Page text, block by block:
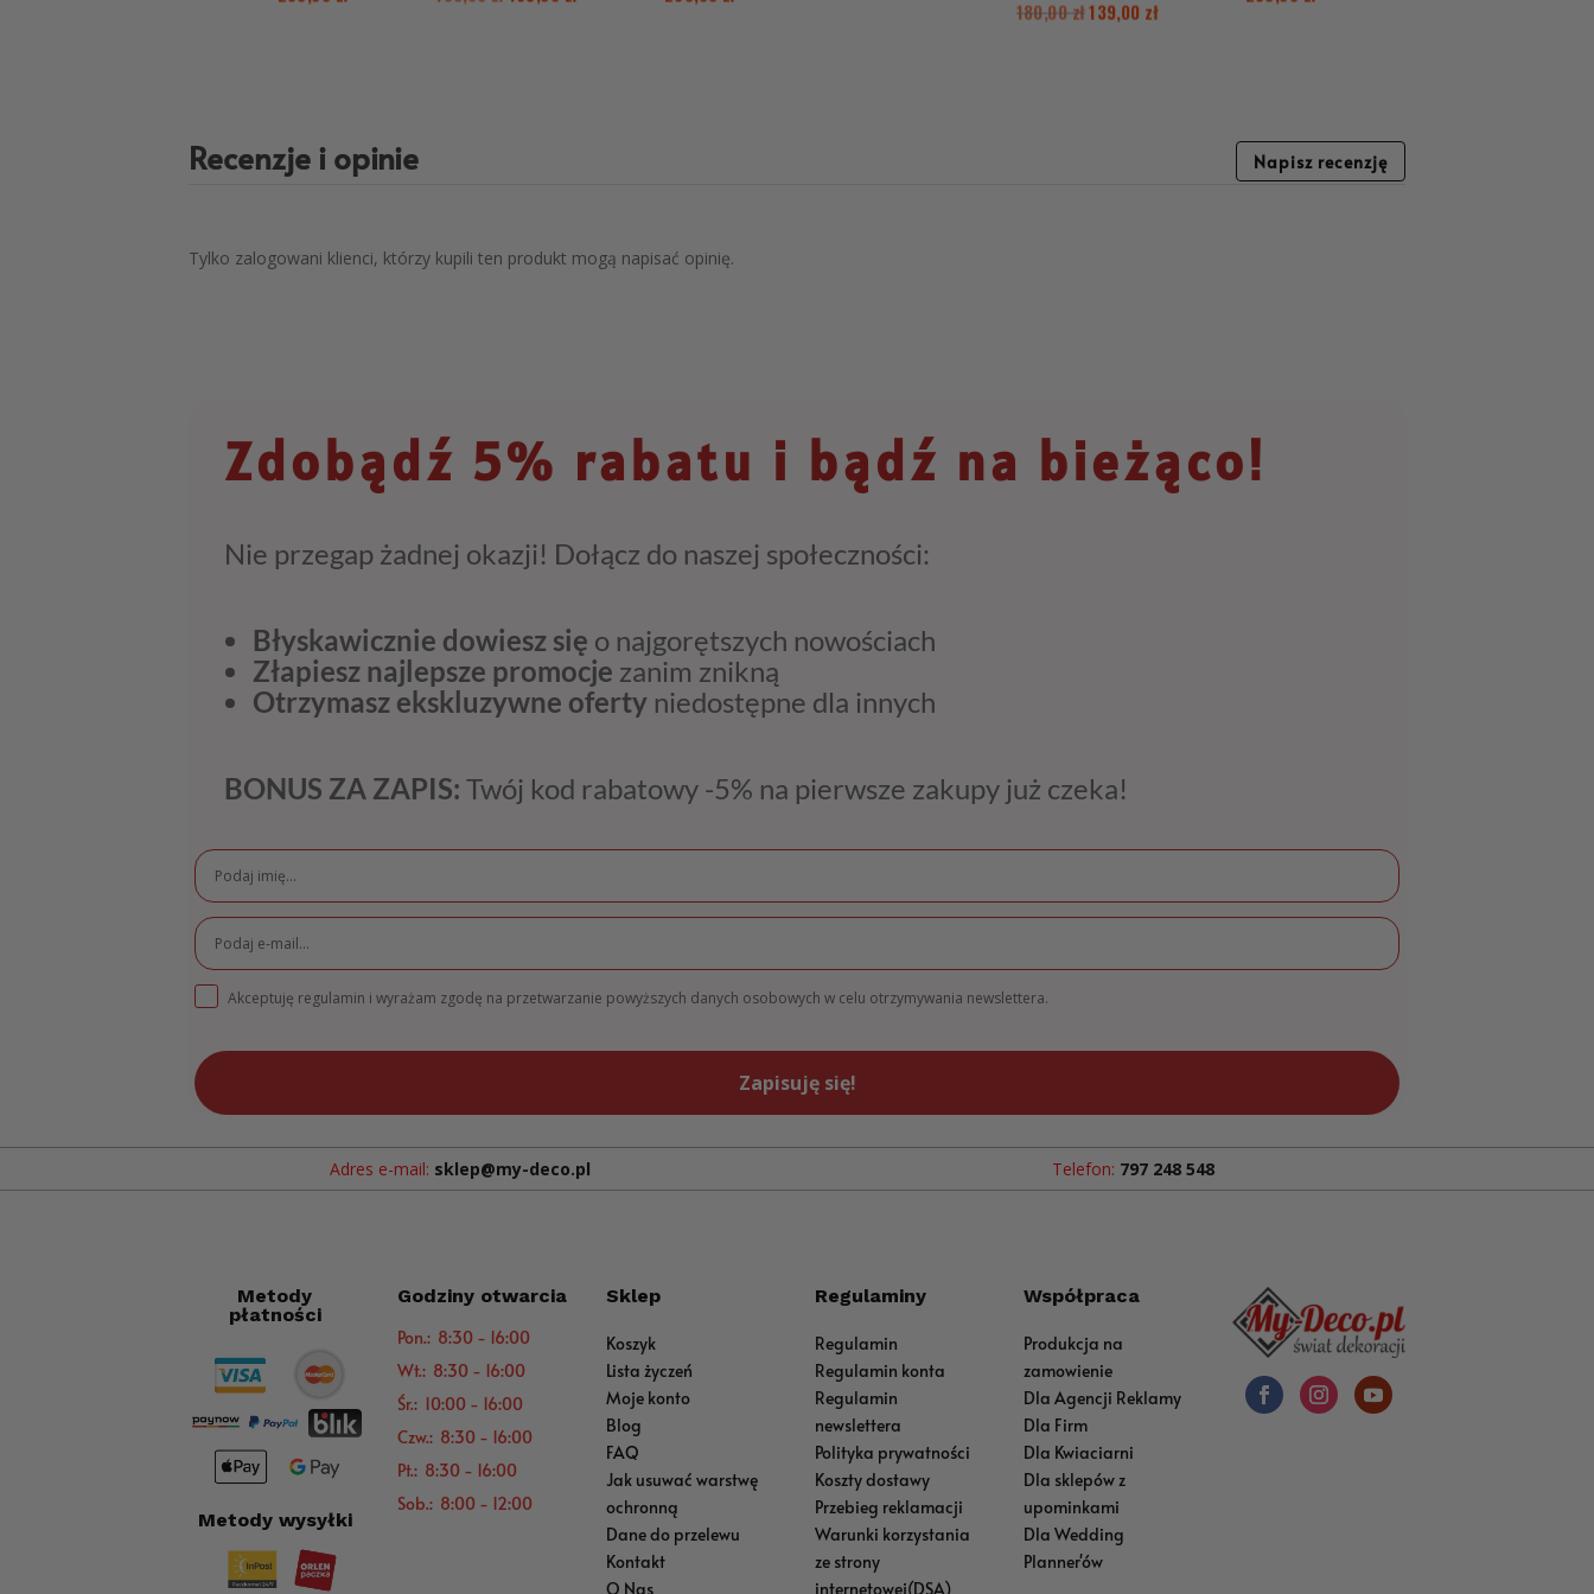
180,00zł139,00 zł
Recenzje i opinie Napisz recenzję
Tylko zalogowani klienci, którzy kupili ten produkt mogą napisać opinię.
Zdobądź 5% rabatu i bądź na bieżąco!
Nie przegap żadnej okazji! Dołącz do naszej społeczności:
Błyskawicznie dowiesz się o najgorętszych nowościach
Złapiesz najlepsze promocje zanim znikną
Otrzymasz ekskluzywne oferty niedostępne dla innych
BONUS ZA ZAPIS: Twój kod rabatowy -5% na pierwsze zakupy już czeka!
Akceptuję regulamin i wyrażam zgodę na przetwarzanie powyższych danych osobowych w celu otrzymywania newslettera.
Zapisuję się!
Adres e-mail: sklep@my-deco.pl Telefon: 797 248 548
Metody
płatności
Metody wysyłki
Godziny otwarcia
Pon.: 8:30 - 16:00
Wt.: 8:30 - 16:00
Śr.: 10:00 - 16:00
Czw.: 8:30 - 16:00
Pt.: 8:30 - 16:00
Sob.: 8:00 - 12:00
Sklep
Koszyk
Lista życzeń
Moje konto
Blog
FAQ
Jak usuwać warstwę
ochronną
Dane do przelewu
Kontakt
O Nas
Regulaminy
Regulamin
Regulamin konta
Regulamin
newslettera
Polityka prywatności
Koszty dostawy
Przebieg reklamacji
Warunki korzystania
ze strony
internetowej(DSA)
Współpraca
Produkcja na
zamowienie
Dla Agencji Reklamy
Dla Firm
Dla Kwiaciarni
Dla sklepów z
upominkami
Dla Wedding
Planner'ów